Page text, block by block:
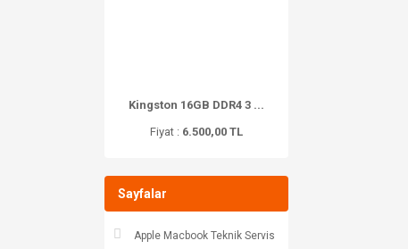
Kingston 16GB DDR4 3 ...
Fiyat : 6.500,00 TL
Sayfalar
Apple Macbook Teknik Servis